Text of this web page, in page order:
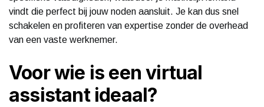
vindt die perfect bij jouw noden aansluit. Je kan dus snel
schakelen en profiteren van expertise zonder de overhead
van een vaste werknemer.
Voor wie is een virtual
assistant ideaal?